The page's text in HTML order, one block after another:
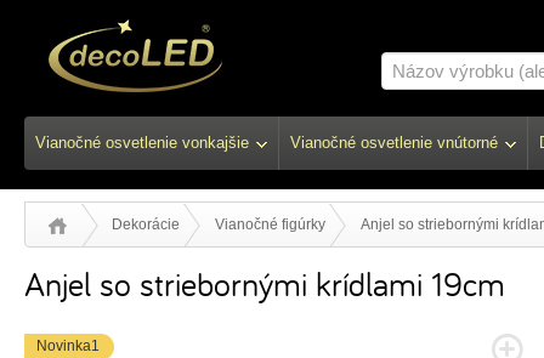
Vianočné osvetlenie vonkajšie Vianočné osvetlenie vnútorné
Dekorácie Vianočné figúrky Anjel so striebornými
Anjel so striebornými krídlami 19cm
Novinka1